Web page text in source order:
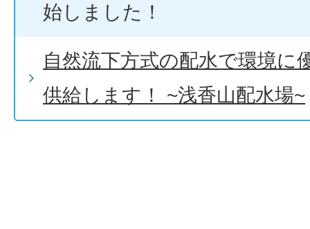
始しました！
自然流下方式の配水で環境に
供給します！ ~浅香山配水場~